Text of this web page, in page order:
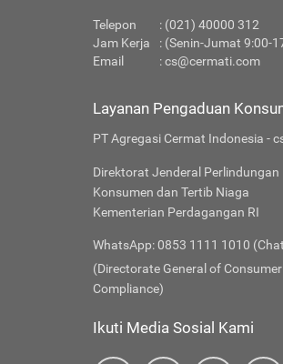
Telepon
: (021) 40000 312
Jam Kerja
: (Senin-Jumat 9:00-
Email
:cs@cermati.com
Layanan Pengaduan
PT Agregasi Cermat Indonesia -
Direktorat Jenderal Perlindungan
Konsumen dan Tertib Niaga
Kementerian Perdagangan RI
WhatsApp: 0853 1111 1010
(Directorate General of
Compliance)
Ikuti Media Sosial Kami